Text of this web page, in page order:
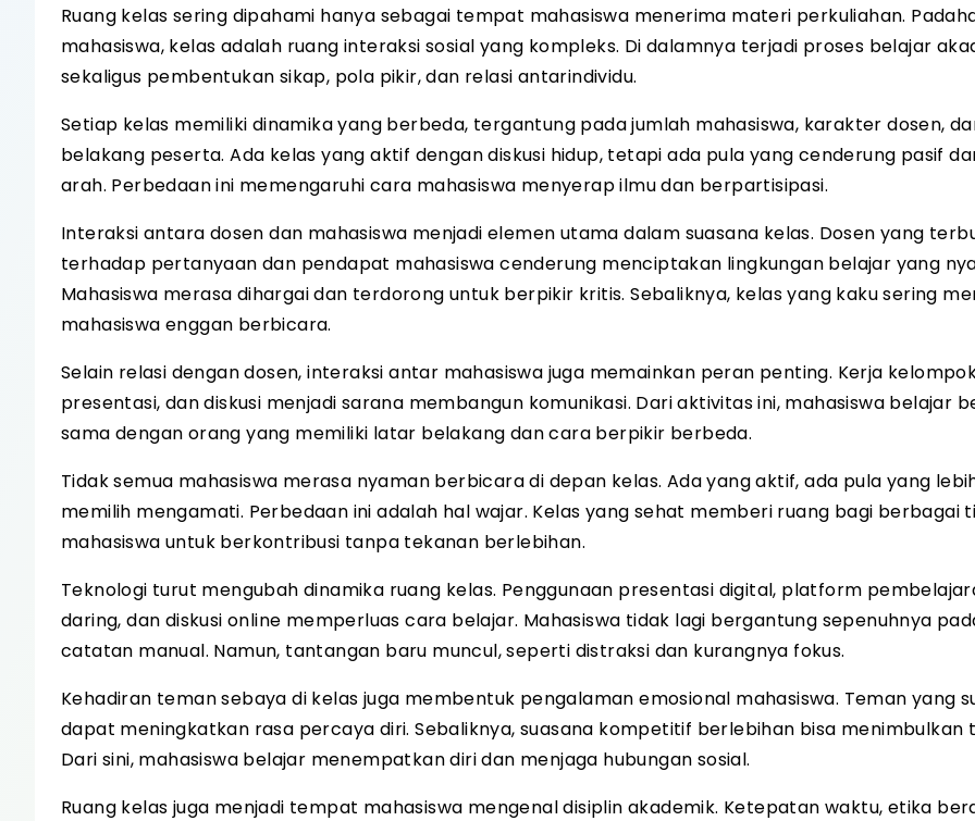
Ruang kelas sering dipahami hanya sebagai tempat mahasiswa menerima materi perkuliahan.
mahasiswa, kelas adalah ruang interaksi sosial yang kompleks. Di dalamnya terjadi proses belajar
sekaligus pembentukan sikap, pola pikir, dan relasi antarindividu.
Setiap kelas memiliki dinamika yang berbeda, tergantung pada jumlah mahasiswa, karakter dosen,
belakang peserta. Ada kelas yang aktif dengan diskusi hidup, tetapi ada pula yang cenderung pasif
arah. Perbedaan ini memengaruhi cara mahasiswa menyerap ilmu dan berpartisipasi.
Interaksi antara dosen dan mahasiswa menjadi elemen utama dalam suasana kelas. Dosen yang
terhadap pertanyaan dan pendapat mahasiswa cenderung menciptakan lingkungan belajar yang
Mahasiswa merasa dihargai dan terdorong untuk berpikir kritis. Sebaliknya, kelas yang kaku sering
mahasiswa enggan berbicara.
Selain relasi dengan dosen, interaksi antar mahasiswa juga memainkan peran penting. Kerja
presentasi, dan diskusi menjadi sarana membangun komunikasi. Dari aktivitas ini, mahasiswa belajar
sama dengan orang yang memiliki latar belakang dan cara berpikir berbeda.
Tidak semua mahasiswa merasa nyaman berbicara di depan kelas. Ada yang aktif, ada pula yang
memilih mengamati. Perbedaan ini adalah hal wajar. Kelas yang sehat memberi ruang bagi berbagai
mahasiswa untuk berkontribusi tanpa tekanan berlebihan.
Teknologi turut mengubah dinamika ruang kelas. Penggunaan presentasi digital, platform
daring, dan diskusi online memperluas cara belajar. Mahasiswa tidak lagi bergantung sepenuhnya
catatan manual. Namun, tantangan baru muncul, seperti distraksi dan kurangnya fokus.
Kehadiran teman sebaya di kelas juga membentuk pengalaman emosional mahasiswa. Teman yang
dapat meningkatkan rasa percaya diri. Sebaliknya, suasana kompetitif berlebihan bisa menimbulkan
Dari sini, mahasiswa belajar menempatkan diri dan menjaga hubungan sosial.
Ruang kelas juga menjadi tempat mahasiswa mengenal disiplin akademik. Ketepatan waktu, etika